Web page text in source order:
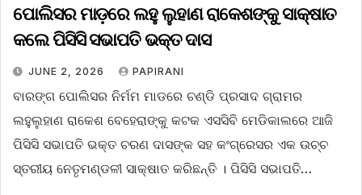
ପୋଲିସର ମାଡ଼ରେ ଲହୁ ଲୁହାଣ ରାକେଶଙ୍କୁ ସାକ୍ଷାତ
କଲେ ପିସିସି ସଭାପତି ଭକ୍ତ ଦାସ
JUNE 2, 2026 PAPIRANI
ବାରଙ୍ଗ ପୋଲିସର ନିର୍ମମ ମାଡରେ ଚଣ୍ଡି ପ୍ରସାଦ ଗ୍ରାମର
ଲହୁଲୁହାଣ ରାକେଶ ବେହେରାଙ୍କୁ କଟକ ଏସସିବି ମେଡିକାଲରେ ଆଜି
ପିସିସି ସଭାପତି ଭକ୍ତ ଚରଣ ଦାସଙ୍କ ସହ କଂଗ୍ରେସର ଏକ ଉଚ୍ଚ
ସ୍ତରୀୟ ନେତୃମଣ୍ଡଳୀ ସାକ୍ଷାତ କରିଛନ୍ତି । ପିସିସି ସଭାପତି…